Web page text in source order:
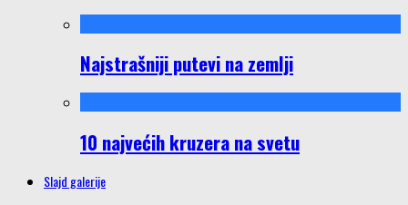
Najstrašniji putevi na zemlji
10 najvećih kruzera na svetu
Slajd galerije